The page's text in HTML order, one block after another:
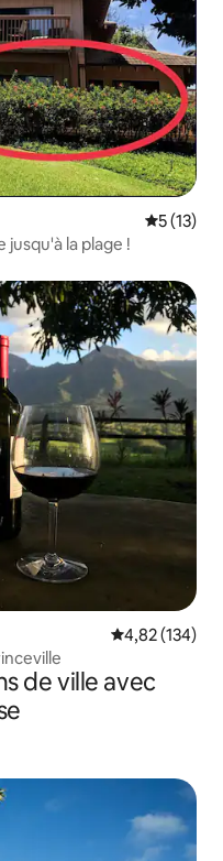
5 (13)
la plage !
Évaluation
4,82 (134)
de ville avec
appréciés